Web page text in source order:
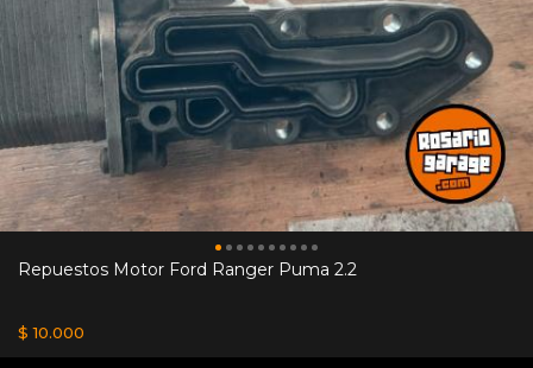
Repuestos Motor Ford Ranger Puma 2.2
$ 10.000